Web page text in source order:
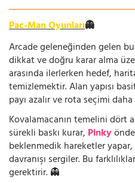
Pac-Man Oyunları👻
Arcade geleneğinden gelen
dikkat ve doğru karar alma
arasında ilerlerken hedef,
temizlemektir. Alan yapısı
payı azalır ve rota seçimi
Kovalamacanın temelini dört
sürekli baskı kurar, Pinky
beklenmedik hareketler yapar,
davranışı sergiler. Bu
gerektirir. 👻